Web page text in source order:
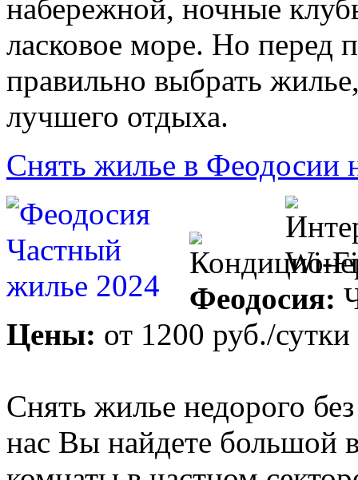
набережной, ночные
ласковое море. Но перед
правильно выбрать
лучшего отдыха.
Снять жилье в Феодосии
Феодосия:
Цены: от 1200 руб./сутки
Снять жилье недорого
нас Вы найдете большой